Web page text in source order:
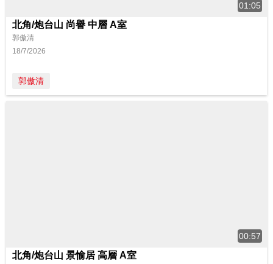
01:05
北角/炮台山 尚譽 中層 A室
郭傲清
18/7/2026
郭傲清
00:57
北角/炮台山 景愉居 高層 A室